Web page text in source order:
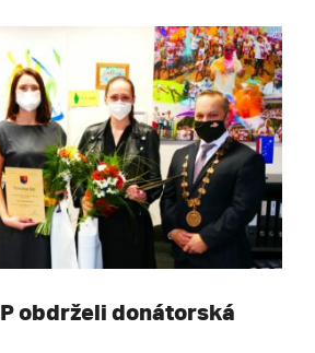
obdrželi donátorská